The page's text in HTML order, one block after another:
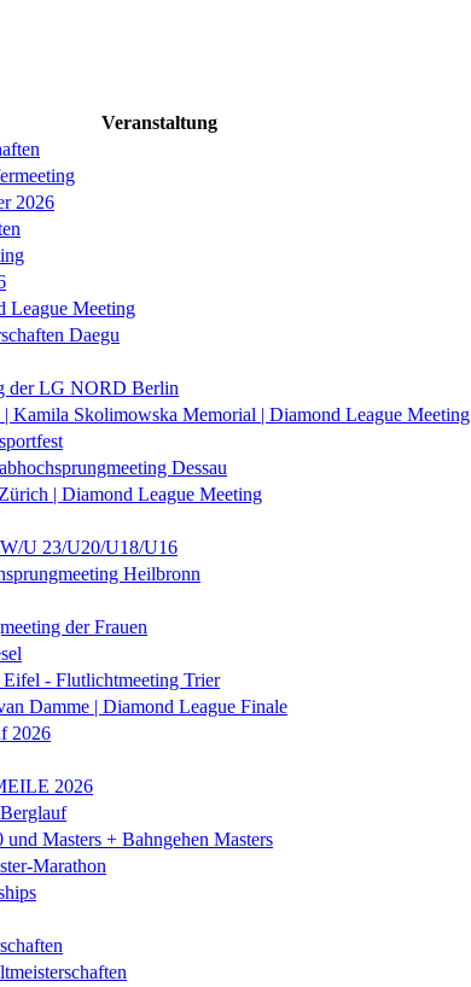
Veranstaltung
2026
League Meeting
Daegu
der LG NORD Berlin
| Kamila Skolimowska Memorial | Diamond League Meeting
Dessau
| Diamond League Meeting
U 23/U20/U18/U16
Heilbronn
der Frauen
- Flutlichtmeeting Trier
Damme | Diamond League Finale
2026
2026
Masters + Bahngehen Masters
Marathon